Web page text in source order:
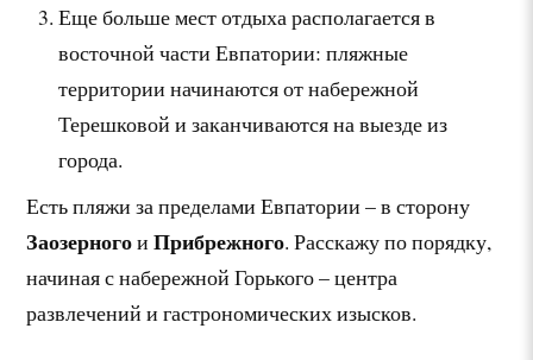
Еще больше мест отдыха располагается в
восточной части Евпатории: пляжные
территории начинаются от набережной
Терешковой и заканчиваются на выезде из
города.
Есть пляжи за пределами Евпатории – в сторону
ЗаозерногоиПрибрежного. Расскажу по порядку,
начиная с набережной Горького – центра
развлечений и гастрономических изысков.